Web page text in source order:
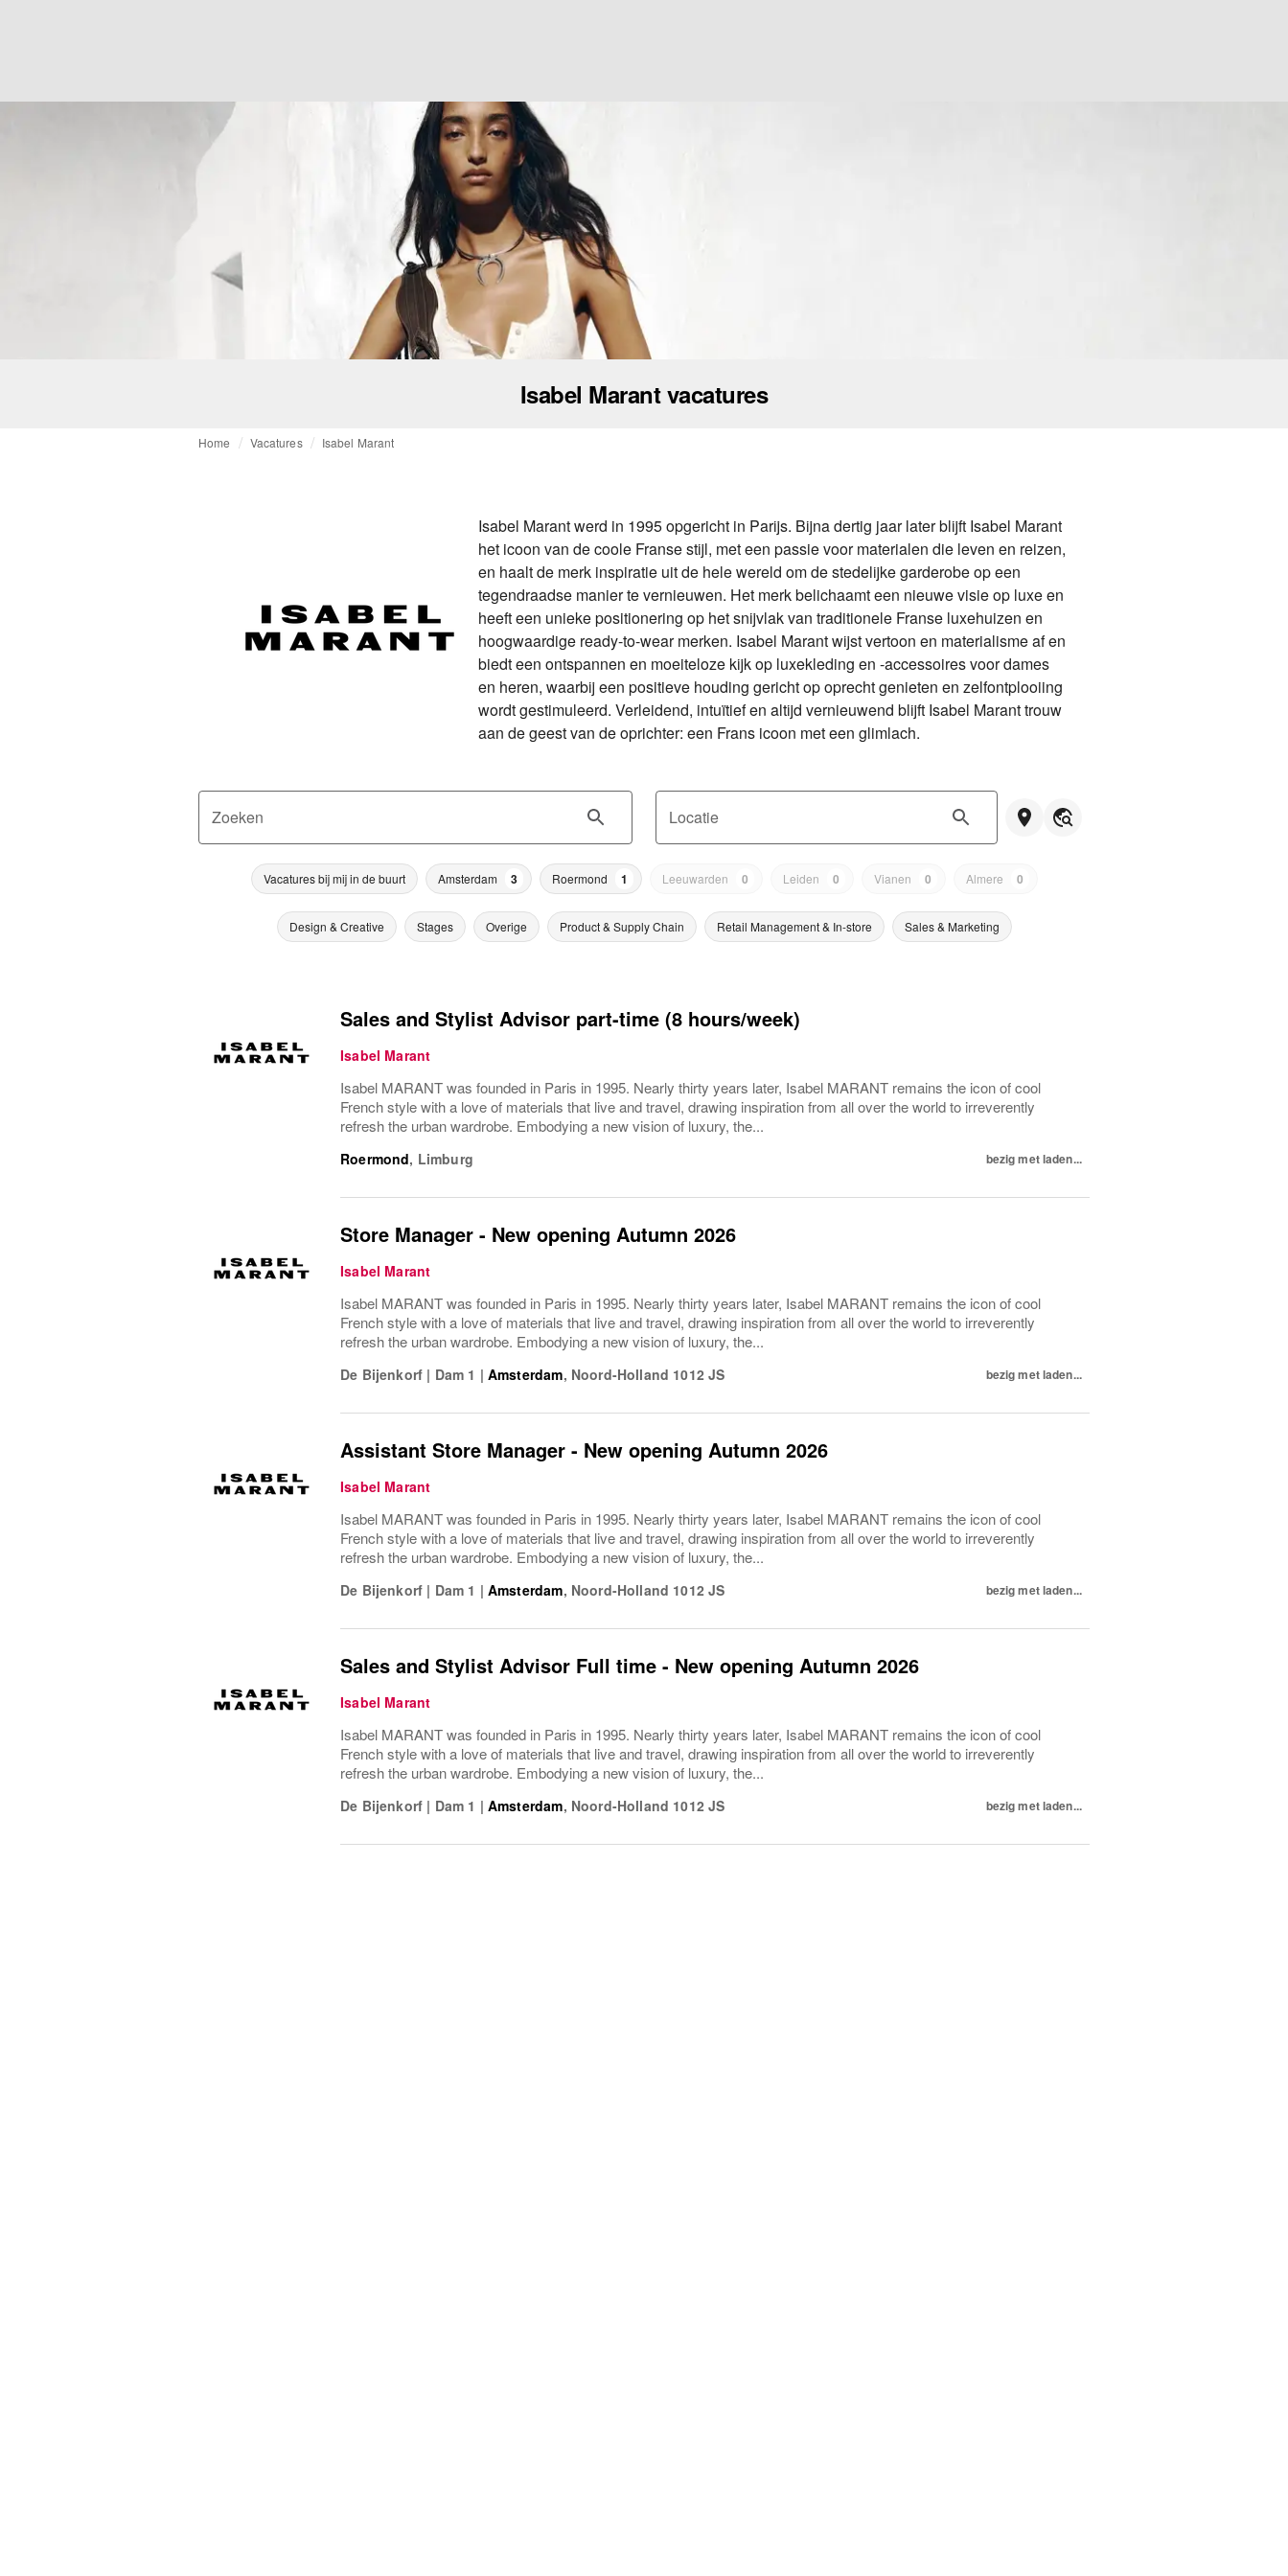
Isabel Marant vacatures
Home Vacatures Isabel Marant
Isabel Marant werd in 1995 opgericht in Parijs. Bijna dertig jaar later blijft Isabel Marant
het icoon van de coole Franse stijl, met een passie voor materialen die leven en reizen,
en haalt de merk inspiratie uit de hele wereld om de stedelijke garderobe op een
tegendraadse manier te vernieuwen. Het merk belichaamt een nieuwe visie op luxe en
heeft een unieke positionering op het snijvlak van traditionele Franse luxehuizen en
hoogwaardige ready-to-wear merken. Isabel Marant wijst vertoon en materialisme af en
biedt een ontspannen en moeiteloze kijk op luxekleding en -accessoires voor dames
en heren, waarbij een positieve houding gericht op oprecht genieten en zelfontplooiing
wordt gestimuleerd. Verleidend, intuïtief en altijd vernieuwend blijft Isabel Marant trouw
aan de geest van de oprichter: een Frans icoon met een glimlach.
Zoeken Locatie
Vacatures bij mij in de buurt Amsterdam 3 Roermond 1 Leeuwarden 0 Leiden 0 Vianen 0 Almere 0
Design & Creative Stages Overige Product & Supply Chain Retail Management & In-store Sales & Marketing
Sales and Stylist Advisor part-time (8 hours/week)
Isabel Marant
Isabel MARANT was founded in Paris in 1995. Nearly thirty years later, Isabel MARANT remains the icon of cool
French style with a love of materials that live and travel, drawing inspiration from all over the world to irreverently
refresh the urban wardrobe. Embodying a new vision of luxury, the...
Roermond, Limburg bezig met laden...
Store Manager - New opening Autumn 2026
Isabel Marant
Isabel MARANT was founded in Paris in 1995. Nearly thirty years later, Isabel MARANT remains the icon of cool
French style with a love of materials that live and travel, drawing inspiration from all over the world to irreverently
refresh the urban wardrobe. Embodying a new vision of luxury, the...
De Bijenkorf | Dam 1 | Amsterdam, Noord-Holland 1012 JS bezig met laden...
Assistant Store Manager - New opening Autumn 2026
Isabel Marant
Isabel MARANT was founded in Paris in 1995. Nearly thirty years later, Isabel MARANT remains the icon of cool
French style with a love of materials that live and travel, drawing inspiration from all over the world to irreverently
refresh the urban wardrobe. Embodying a new vision of luxury, the...
De Bijenkorf | Dam 1 | Amsterdam, Noord-Holland 1012 JS bezig met laden...
Sales and Stylist Advisor Full time - New opening Autumn 2026
Isabel Marant
Isabel MARANT was founded in Paris in 1995. Nearly thirty years later, Isabel MARANT remains the icon of cool
French style with a love of materials that live and travel, drawing inspiration from all over the world to irreverently
refresh the urban wardrobe. Embodying a new vision of luxury, the...
De Bijenkorf | Dam 1 | Amsterdam, Noord-Holland 1012 JS bezig met laden...